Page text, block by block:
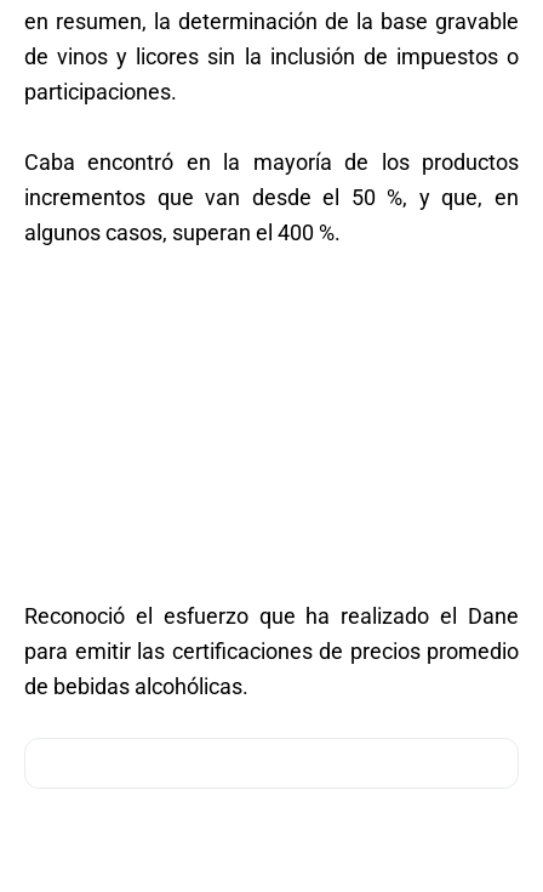
en resumen, la determinación de la base gravable
de vinos y licores sin la inclusión de impuestos o
participaciones.
Caba encontró en la mayoría de los productos
incrementos que van desde el 50 %, y que, en
algunos casos, superan el 400 %.
Reconoció el esfuerzo que ha realizado el Dane
para emitir las certificaciones de precios promedio
de bebidas alcohólicas.